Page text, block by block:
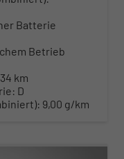
Batterie
Betrieb
km
D
9,00 g/km